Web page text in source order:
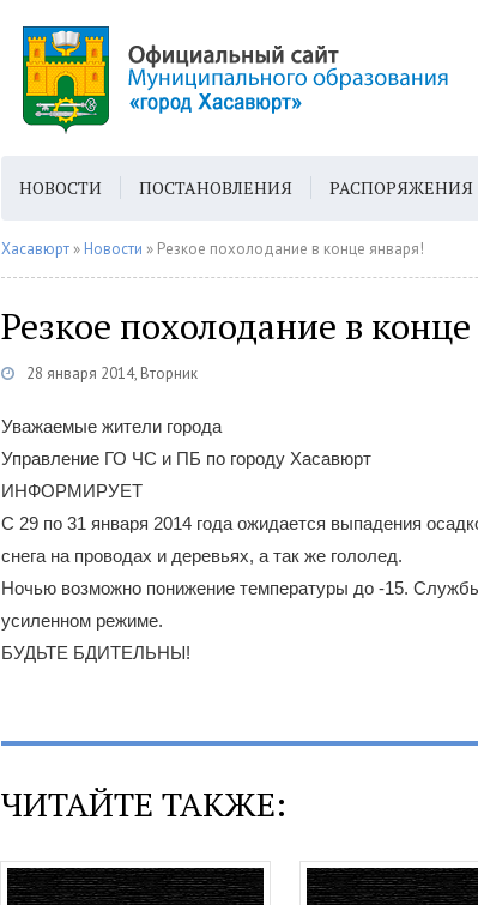
НОВОСТИ ПОСТАНОВЛЕНИЯ РАСПОРЯЖЕНИЯ
ГОРОДСКАЯ СРЕДА ГЕН. ПЛАН
Хасавюрт » Новости » Резкое похолодание в конце января!
Резкое похолодание в
28 января 2014, Вторник
Уважаемые жители города
Управление ГО ЧС и ПБ по городу Хасавюрт
ИНФОРМИРУЕТ
С 29 по 31 января 2014 года ожидается выпадения
снега на проводах и деревьях, а так же гололед.
Ночью возможно понижение температуры до -15. Службы
усиленном режиме.
БУДЬТЕ БДИТЕЛЬНЫ!
ЧИТАЙТЕ ТАКЖЕ: